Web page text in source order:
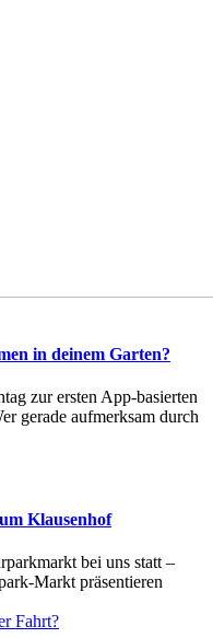
in deinem Garten?
zur ersten App-basierten
gerade aufmerksam durch
Klausenhof
bei uns statt –
Markt präsentieren